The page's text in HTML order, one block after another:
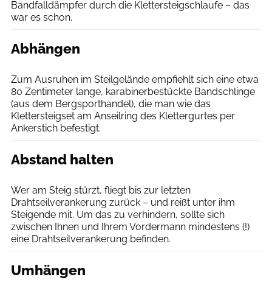
Bandfalldämpfer durch die Klettersteigschlaufe – das
war es schon.
Abhängen
Zum Ausruhen im Steilgelände empfiehlt sich eine etwa
80 Zentimeter lange, karabinerbestückte Bandschlinge
(aus dem Bergsporthandel), die man wie das
Klettersteigset am Anseilring des Klettergurtes per
Ankerstich befestigt.
Abstand halten
Wer am Steig stürzt, fliegt bis zur letzten
Drahtseilverankerung zurück – und reißt unter ihm
Steigende mit. Um das zu verhindern, sollte sich
zwischen Ihnen und Ihrem Vordermann mindestens (!)
eine Drahtseilverankerung befinden.
Umhängen